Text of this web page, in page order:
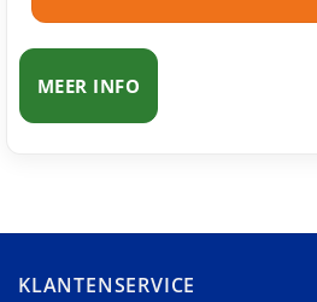
MEER INFO
KLANTENSERVICE